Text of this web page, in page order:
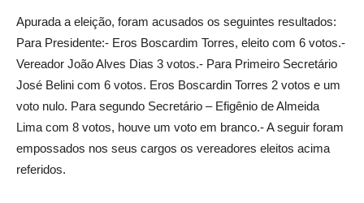
Apurada a eleição, foram acusados os seguintes resultados:
Para Presidente:- Eros Boscardim Torres, eleito com 6 votos.-
Vereador João Alves Dias 3 votos.- Para Primeiro Secretário
José Belini com 6 votos. Eros Boscardin Torres 2 votos e um
voto nulo. Para segundo Secretário – Efigênio de Almeida
Lima com 8 votos, houve um voto em branco.- A seguir foram
empossados nos seus cargos os vereadores eleitos acima
referidos.